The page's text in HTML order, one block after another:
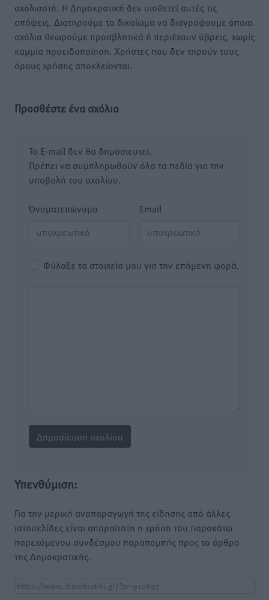
σχολιαστή. Η Δημοκρατική δεν υιοθετεί αυτές τις
απόψεις. Διατηρούμε το δικαίωμα να διαγράψουμε όποια
σχόλια θεωρούμε προσβλητικά ή περιέχουν ύβρεις, χωρίς
καμμία προειδοποίηση. Χρήστες που δεν τηρούν τους
όρους χρήσης αποκλείονται.
Προσθέστε ένα σχόλιο
Το E-mail δεν θα δημοσιευτεί.
Πρέπει να συμπληρωθούν όλα τα πεδία για την
υποβολή του σχολίου.
Όνοματεπώνυμο Email
Φύλαξε τα στοιχεία μου για την επόμενη φορά.
Υπενθύμιση:
Για την μερική αναπαραγωγή της είδησης από άλλες
ιστοσελίδες είναι απαραίτητη η χρήση του παρακάτω
παρεχόμενου συνδέσμου παραπομπής προς το άρθρο
της Δημοκρατικής.